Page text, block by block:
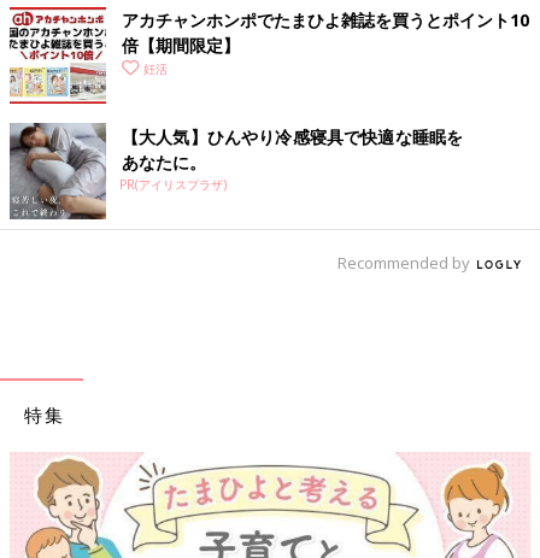
アカチャンホンポでたまひよ雑誌を買うとポイント10
倍【期間限定】
妊活
【大人気】ひんやり冷感寝具で快適な睡眠を
あなたに。
PR(アイリスプラザ)
Recommended by
特集